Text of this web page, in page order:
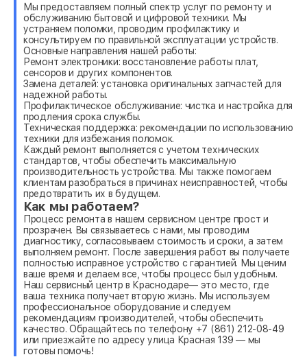
Мы предоставляем полный спектр услуг по ремонту и
обслуживанию бытовой и цифровой техники. Мы
устраняем поломки, проводим профилактику и
консультируем по правильной эксплуатации устройств.
Основные направления нашей работы:
Ремонт электроники: восстановление работы плат,
сенсоров и других компонентов.
Замена деталей: установка оригинальных запчастей для
надежной работы.
Профилактическое обслуживание: чистка и настройка для
продления срока службы.
Техническая поддержка: рекомендации по использованию
техники для избежания поломок.
Каждый ремонт выполняется с учетом технических
стандартов, чтобы обеспечить максимальную
производительность устройства. Мы также помогаем
клиентам разобраться в причинах неисправностей, чтобы
предотвратить их в будущем.
Как мы работаем?
Процесс ремонта в нашем сервисном центре прост и
прозрачен. Вы связываетесь с нами, мы проводим
диагностику, согласовываем стоимость и сроки, а затем
выполняем ремонт. После завершения работ вы получаете
полностью исправное устройство с гарантией. Мы ценим
ваше время и делаем все, чтобы процесс был удобным.
Наш сервисный центр в Краснодаре— это место, где
ваша техника получает вторую жизнь. Мы используем
профессиональное оборудование и следуем
рекомендациям производителей, чтобы обеспечить
качество. Обращайтесь по телефону +7 (861) 212-08-49
или приезжайте по адресу улица Красная 139 — мы
готовы помочь!